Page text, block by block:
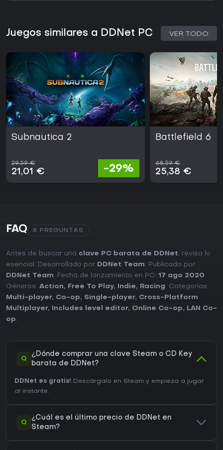
Juegos similares a DDNet PC VER TODO
Subnautica 2
29,59 €
21,01 € -29%
Battlefield 6
68,59 €
25,38 €
FAQ 8 PREGUNTAS
Antes de buscar una clave PC barata de DDNet, revisa lo
esencial. Desarrollado por DDNet Team. Publicado por
DDNet Team. Fecha de lanzamiento en PC: 17 ago 2020.
Géneros: Action, Free To Play, Indie, Racing. Categorías:
Multi-player, Co-op, Single-player, Cross-Platform
Multiplayer, Includes level editor, Online Co-op,
LAN Co-
op.
Q
¿Dónde comprar una clave Steam o CD Key
barata de DDNet?
DDNet es gratis! Descárgalo en Steam y empieza a jugar
al instante.
Q
¿Cuál es el último precio de DDNet en
Steam?